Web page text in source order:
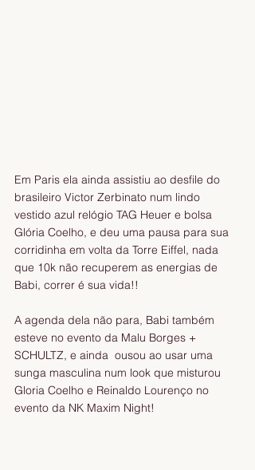
Em Paris ela ainda assistiu ao desfile do
brasileiro Victor Zerbinato num lindo
vestido azul relógio TAG Heuer e bolsa
Glória Coelho, e deu uma pausa para sua
corridinha em volta da Torre Eiffel, nada
que 10k não recuperem as energias de
Babi, correr é sua vida!!
A agenda dela não para, Babi também
esteve no evento da Malu Borges +
SCHULTZ, e ainda  ousou ao usar uma
sunga masculina num look que misturou
Gloria Coelho e Reinaldo Lourenço no
evento da NK Maxim Night!